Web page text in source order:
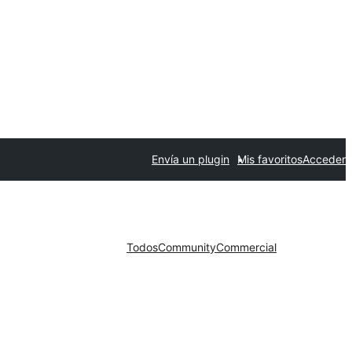
Envía un plugin Mis favoritosAcceder
TodosCommunityCommercial